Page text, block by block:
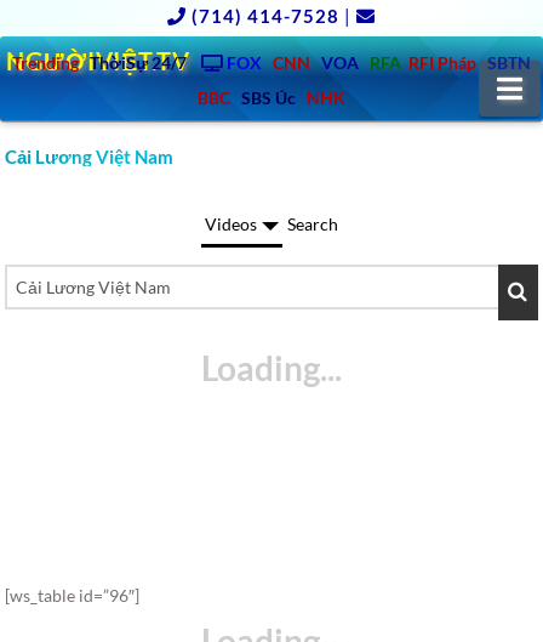
(714) 414-7528 |
Trending ThờiSự 24/7 FOX CNN VOA RFA RFI Pháp SBTN
BBC SBS Úc NHK
NGƯỜIVIỆT.TV
Cải Lương Việt Nam
Videos Search
[ws_table id=”96″]